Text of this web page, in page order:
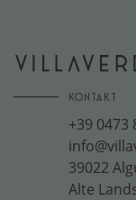
KONTAKT
+39 0473
39022
Alte